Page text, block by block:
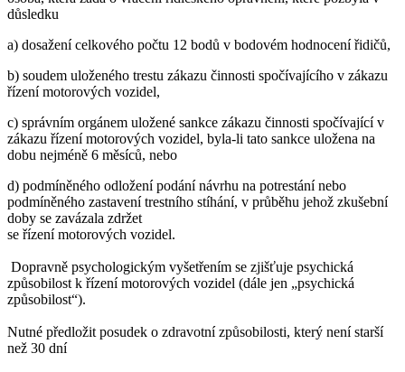
důsledku
a) dosažení celkového počtu 12 bodů v bodovém hodnocení řidičů,
b) soudem uloženého trestu zákazu činnosti spočívajícího v zákazu
řízení motorových vozidel,
c) správním orgánem uložené sankce zákazu činnosti spočívající v
zákazu řízení motorových vozidel, byla-li tato sankce uložena na
dobu nejméně 6 měsíců, nebo
d) podmíněného odložení podání návrhu na potrestání nebo
podmíněného zastavení trestního stíhání, v průběhu jehož zkušební
doby se zavázala zdržet
se řízení motorových vozidel.
Dopravně psychologickým vyšetřením se zjišťuje psychická
způsobilost k řízení motorových vozidel (dále jen „psychická
způsobilost“).
Nutné předložit posudek o zdravotní způsobilosti, který není starší
než 30 dní